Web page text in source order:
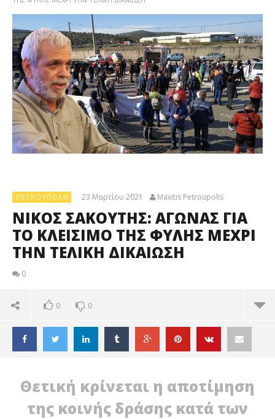
ΠΕΤΡΟΎΠΟΛΗ 23 Μαρτίου 2021 Maxitis Petroupolis
ΝΙΚΟΣ ΣΑΚΟΥΤΗΣ: ΑΓΩΝΑΣ ΓΙΑ
ΤΟ ΚΛΕΙΣΙΜΟ ΤΗΣ ΦΥΛΗΣ ΜΕΧΡΙ
ΤΗΝ ΤΕΛΙΚΗ ΔΙΚΑΙΩΣΗ
0
0 0
Θετική κρίνεται η αποτίμηση
της κοινής δράσης κατά των